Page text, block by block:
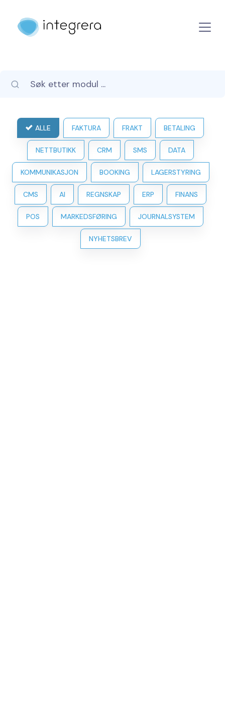
ALLE FAKTURA FRAKT BETALING
NETTBUTIKK CRM SMS DATA
KOMMUNIKASJON BOOKING LAGERSTYRING
CMS AI REGNSKAP ERP FINANS
POS MARKEDSFØRING JOURNALSYSTEM
NYHETSBREV